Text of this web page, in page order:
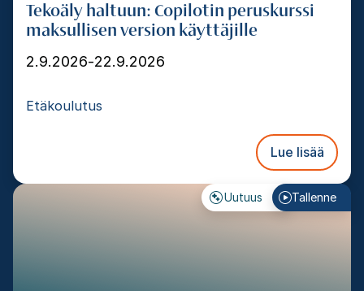
Tekoäly haltuun: Copilotin peruskurssi
maksullisen version käyttäjille
2.9.2026-22.9.2026
Etäkoulutus
Lue lisää
Uutuus Tallenne